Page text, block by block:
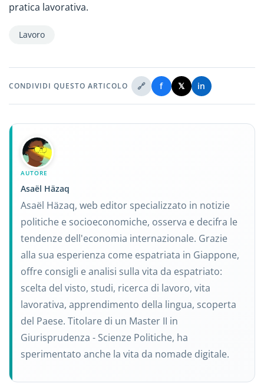
pratica lavorativa.
Lavoro
CONDIVIDI QUESTO ARTICOLO 🔗 f 𝕏 in
AUTORE
Asaël Häzaq
Asaël Häzaq, web editor specializzato in notizie
politiche e socioeconomiche, osserva e decifra le
tendenze dell'economia internazionale. Grazie
alla sua esperienza come espatriata in Giappone,
offre consigli e analisi sulla vita da espatriato:
scelta del visto, studi, ricerca di lavoro, vita
lavorativa, apprendimento della lingua, scoperta
del Paese. Titolare di un Master II in
Giurisprudenza - Scienze Politiche, ha
sperimentato anche la vita da nomade digitale.